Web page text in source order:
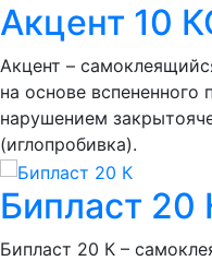
Акцент 10
Акцент –
на основе вспененного
нарушением
(иглопробивка).
Бипласт 20
Бипласт 20 К –